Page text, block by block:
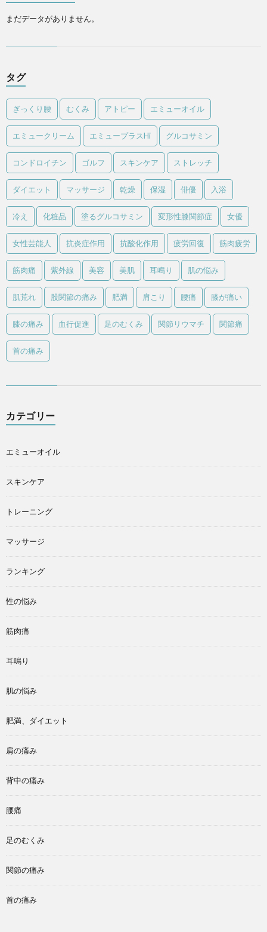
まだデータがありません。
タグ
ぎっくり腰 むくみ アトピー エミューオイル
エミュークリーム エミュープラスHi グルコサミン
コンドロイチン ゴルフ スキンケア ストレッチ
ダイエット マッサージ 乾燥 保湿 俳優 入浴
冷え 化粧品 塗るグルコサミン 変形性膝関節症 女優
女性芸能人 抗炎症作用 抗酸化作用 疲労回復 筋肉疲労
筋肉痛 紫外線 美容 美肌 耳鳴り 肌の悩み
肌荒れ 股関節の痛み 肥満 肩こり 腰痛 膝が痛い
膝の痛み 血行促進 足のむくみ 関節リウマチ 関節痛
首の痛み
カテゴリー
エミューオイル
スキンケア
トレーニング
マッサージ
ランキング
性の悩み
筋肉痛
耳鳴り
肌の悩み
肥満、ダイエット
肩の痛み
背中の痛み
腰痛
足のむくみ
関節の痛み
首の痛み